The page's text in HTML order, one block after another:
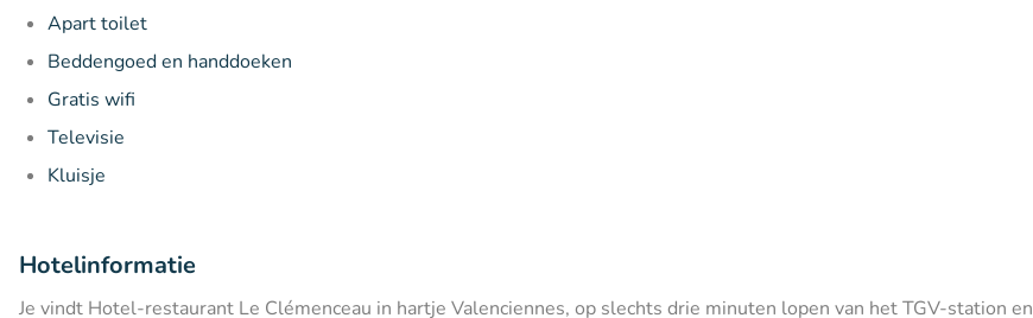
Apart toilet
Beddengoed en handdoeken
Gratis wifi
Televisie
Kluisje
Hotelinformatie
Je vindt Hotel-restaurant Le Clémenceau in hartje Valenciennes, op slechts drie minuten lopen van het TGV-station en